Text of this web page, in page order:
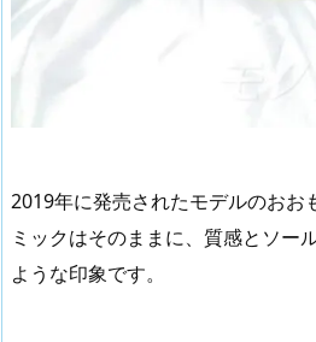
2019年に発売されたモデルのおお
ミックはそのままに、質感とソー
ような印象です。